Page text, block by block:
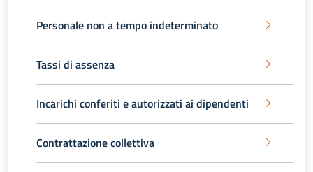
Personale non a tempo indeterminato
Tassi di assenza
Incarichi conferiti e autorizzati ai dipendenti
Contrattazione collettiva